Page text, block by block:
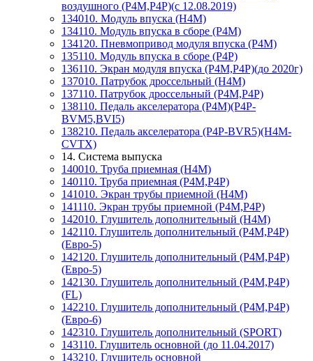
воздушного (P4M,P4P)(с 12.08.2019)
134010. Модуль впуска (Н4М)
134110. Модуль впуска в сборе (P4M)
134120. Пневмопривод модуля впуска (P4M)
135110. Модуль впуска в сборе (P4P)
136110. Экран модуля впуска (P4M,P4P)(до 2020г)
137010. Патрубок дроссельный (Н4М)
137110. Патрубок дроссельный (P4M,P4P)
138110. Педаль акселератора (P4M)(P4P-
BVM5,BVI5)
138210. Педаль акселератора (P4P-BVR5)(H4M-
CVTX)
14. Система выпуска
140010. Труба приемная (Н4М)
140110. Труба приемная (P4M,P4P)
141010. Экран трубы приемной (Н4М)
141110. Экран трубы приемной (P4M,P4P)
142010. Глушитель дополнительный (H4M)
142110. Глушитель дополнительный (P4M,P4P)
(Евро-5)
142120. Глушитель дополнительный (P4M,P4P)
(Евро-5)
142130. Глушитель дополнительный (Р4М,Р4Р)
(FL)
142210. Глушитель дополнительный (P4M,P4P)
(Евро-6)
142310. Глушитель дополнительный (SPORT)
143110. Глушитель основной (до 11.04.2017)
143210. Глушитель основной